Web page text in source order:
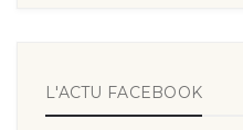
L'ACTU FACEBOOK